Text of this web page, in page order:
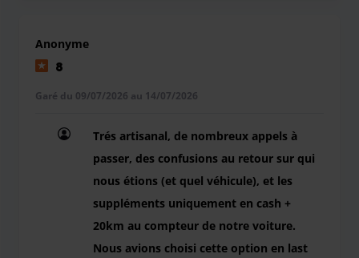
heure d'arrivée au parking, puis 5€ par tranche de 30min.
Anonyme
8
Garé du 09/07/2026 au 14/07/2026
Trés artisanal, de nombreux appels à
passer, des confusions au retour sur qui
nous étions (et quel véhicule), et les
suppléments uniquement en cash +
20km au compteur de notre voiture.
Nous avions choisi cette option en last